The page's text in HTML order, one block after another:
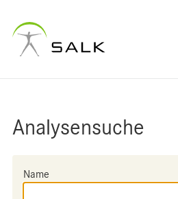
Analysensuche
Name